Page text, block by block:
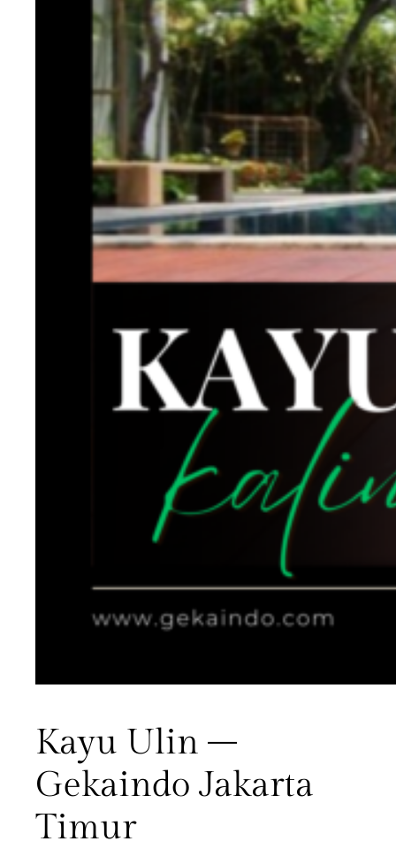
Kayu Ulin –
Gekaindo Jakarta
Timur